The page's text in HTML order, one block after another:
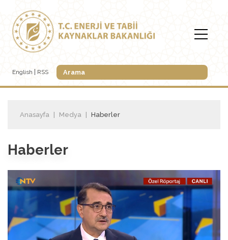
English RSS
Anasayfa Medya Haberler
Haberler